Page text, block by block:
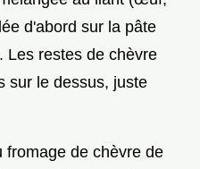
d'abord sur la pâte
Les restes de chèvre
sur le dessus, juste
fromage de chèvre de